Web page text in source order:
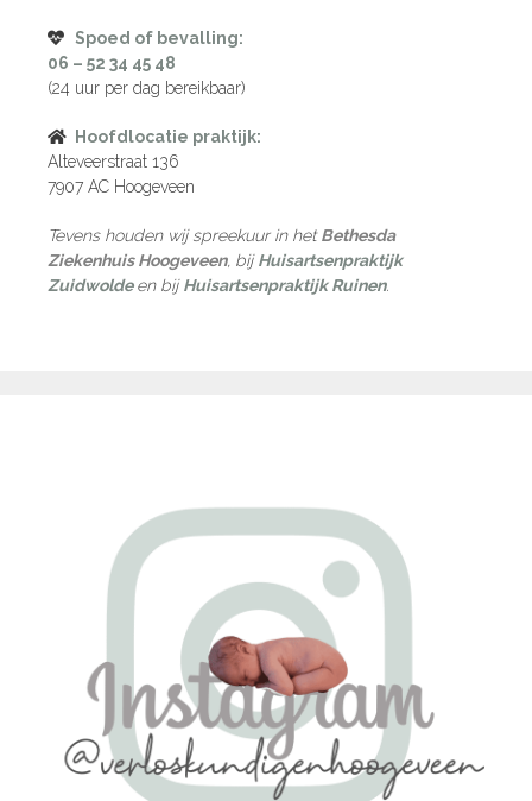
Spoed of bevalling:
06 – 52 34 45 48
(24 uur per dag bereikbaar)
Hoofdlocatie praktijk:
Alteveerstraat 136
7907 AC Hoogeveen
Tevens houden wij spreekuur in hetBethesda
Ziekenhuis Hoogeveen, bijHuisartsenpraktijk
Zuidwolde en bijHuisartsenpraktijk Ruinen.